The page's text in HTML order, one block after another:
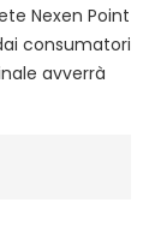
Nexen Point
consumatori
avverrà